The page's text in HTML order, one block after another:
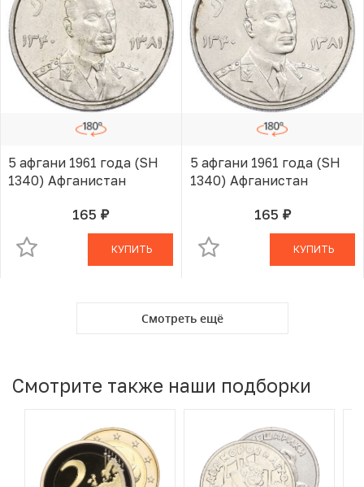
5 афгани 1961 года (SH
1340) Афганистан
165 руб.В КОРЗИНЕ
КУПИТЬ
5 афгани 1961 года (SH
1340) Афганистан
165 руб.В КОРЗИНЕ
КУПИТЬ
Смотреть ещё
Смотрите также наши подборки